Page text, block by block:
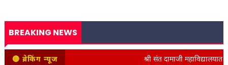
BREAKING NEWS
🔴 ब्रेकिंग न्यूज श्री संत दामाजी महाविद्यालयात